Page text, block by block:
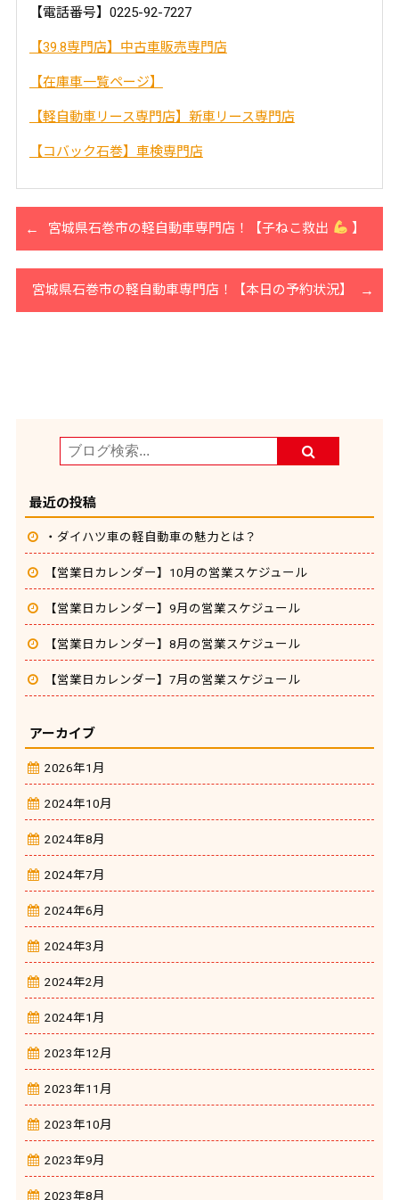
【電話番号】0225-92-7227
【39.8専門店】中古車販売専門店
【在庫車一覧ページ】
【軽自動車リース専門店】新車リース専門店
【コバック石巻】車検専門店
宮城県石巻市の軽自動車専門店！【子ねこ救出 】
宮城県石巻市の軽自動車専門店！【本日の予約状況】
最近の投稿
・ダイハツ車の軽自動車の魅力とは？
【営業日カレンダー】10月の営業スケジュール
【営業日カレンダー】9月の営業スケジュール
【営業日カレンダー】8月の営業スケジュール
【営業日カレンダー】7月の営業スケジュール
アーカイブ
2026年1月
2024年10月
2024年8月
2024年7月
2024年6月
2024年3月
2024年2月
2024年1月
2023年12月
2023年11月
2023年10月
2023年9月
2023年8月